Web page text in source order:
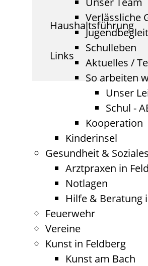
Verlässliche
Schulleben
Aktuelles /
So arbeiten
Unser
Schul -
Kooperation
Kinderinsel
Gesundheit & Soziales
Arztpraxen in
Notlagen
Hilfe & Beratung
Feuerwehr
Vereine
Kunst in Feldberg
Kunst am Bach
Haushaltsführung
Links